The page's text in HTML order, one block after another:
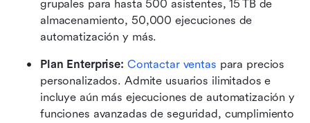
grupales para hasta 500 asistentes, 15 TB de
almacenamiento, 50,000 ejecuciones de
automatización y más.
Plan Enterprise: Contactar ventas para precios
personalizados. Admite usuarios ilimitados e
incluye aún más ejecuciones de automatización y
funciones avanzadas de seguridad, cumplimiento